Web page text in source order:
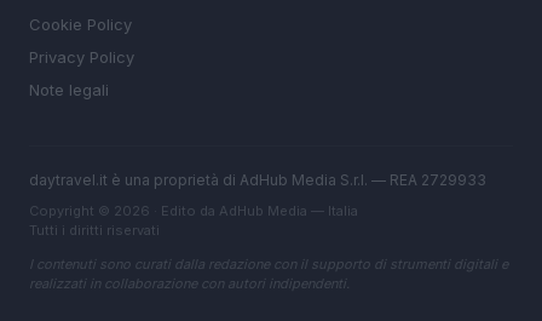
Cookie Policy
Privacy Policy
Note legali
daytravel.it è una proprietà di AdHub Media S.r.l. — REA 2729933
Copyright © 2026 · Edito da AdHub Media — Italia
Tutti i diritti riservati
I contenuti sono curati dalla redazione con il supporto di strumenti digitali e
realizzati in collaborazione con autori indipendenti.